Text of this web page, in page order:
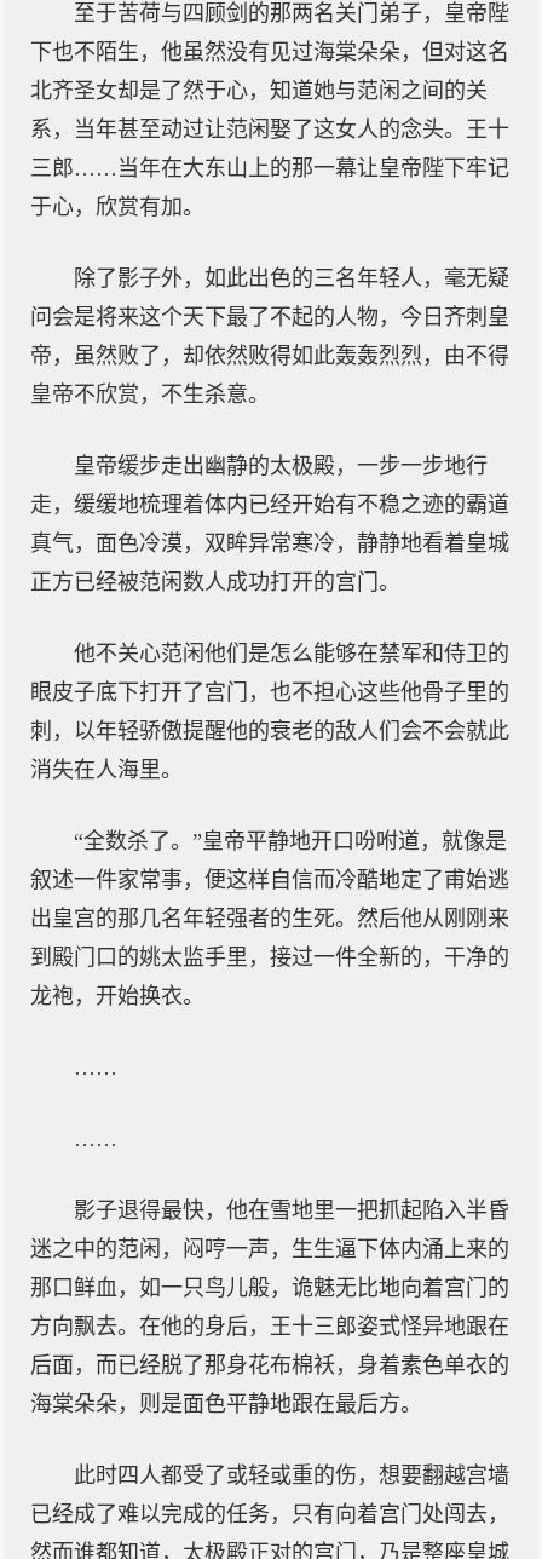
至于苦荷与四顾剑的那两名关门弟子，皇帝陛
下也不陌生，他虽然没有见过海棠朵朵，但对这名
北齐圣女却是了然于心，知道她与范闲之间的关
系，当年甚至动过让范闲娶了这女人的念头。王十
三郎……当年在大东山上的那一幕让皇帝陛下牢记
于心，欣赏有加。
除了影子外，如此出色的三名年轻人，毫无疑
问会是将来这个天下最了不起的人物，今日齐刺皇
帝，虽然败了，却依然败得如此轰轰烈烈，由不得
皇帝不欣赏，不生杀意。
皇帝缓步走出幽静的太极殿，一步一步地行
走，缓缓地梳理着体内已经开始有不稳之迹的霸道
真气，面色冷漠，双眸异常寒冷，静静地看着皇城
正方已经被范闲数人成功打开的宫门。
他不关心范闲他们是怎么能够在禁军和侍卫的
眼皮子底下打开了宫门，也不担心这些他骨子里的
刺，以年轻骄傲提醒他的衰老的敌人们会不会就此
消失在人海里。
“全数杀了。”皇帝平静地开口吩咐道，就像是
叙述一件家常事，便这样自信而冷酷地定了甫始逃
出皇宫的那几名年轻强者的生死。然后他从刚刚来
到殿门口的姚太监手里，接过一件全新的，干净的
龙袍，开始换衣。
……
……
影子退得最快，他在雪地里一把抓起陷入半昏
迷之中的范闲，闷哼一声，生生逼下体内涌上来的
那口鲜血，如一只鸟儿般，诡魅无比地向着宫门的
方向飘去。在他的身后，王十三郎姿式怪异地跟在
后面，而已经脱了那身花布棉袄，身着素色单衣的
海棠朵朵，则是面色平静地跟在最后方。
此时四人都受了或轻或重的伤，想要翻越宫墙
已经成了难以完成的任务，只有向着宫门处闯去，
然而谁都知道，太极殿正对的宫门，乃是整座皇城